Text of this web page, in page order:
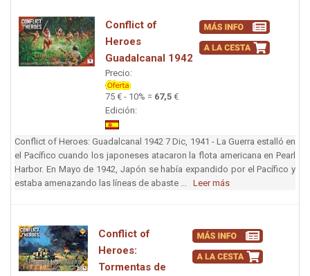
Conflict of
Heroes
Guadalcanal 1942
Precio:
75 € - 10% = 67,5 €
Edición:
Conflict of Heroes: Guadalcanal 1942 7 Dic, 1941 - La Guerra estalló en
el Pacífico cuando los japoneses atacaron la flota americana en Pearl
Harbor. En Mayo de 1942, Japón se había expandido por el Pacífico y
estaba amenazando las líneas de abaste ... Leer más
Conflict of
Heroes:
Tormentas de